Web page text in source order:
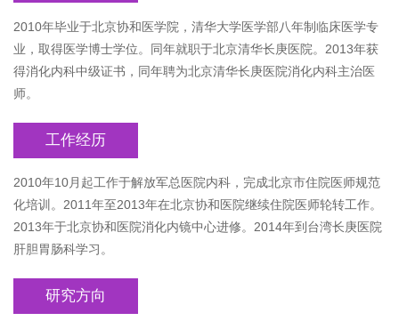
2010年毕业于北京协和医学院，清华大学医学部八年制临床医学专
业，取得医学博士学位。同年就职于北京清华长庚医院。2013年获
得消化内科中级证书，同年聘为北京清华长庚医院消化内科主治医
师。
工作经历
2010年10月起工作于解放军总医院内科，完成北京市住院医师规范
化培训。2011年至2013年在北京协和医院继续住院医师轮转工作。
2013年于北京协和医院消化内镜中心进修。2014年到台湾长庚医院
肝胆胃肠科学习。
研究方向